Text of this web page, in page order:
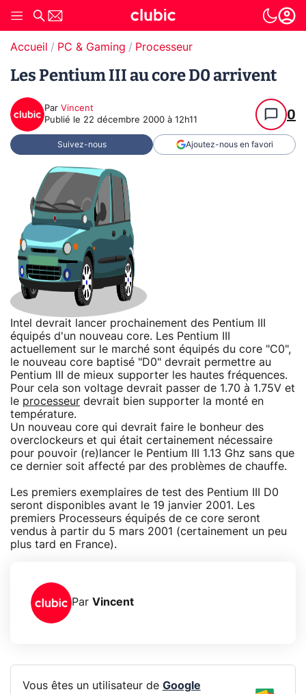
Accueil PC & Gaming Processeur
Les Pentium III au core D0 arrivent
Par Vincent
Publié le 22 décembre 2000 à 12h11 0
Suivez-nous Ajoutez-nous en favori
Intel devrait lancer prochainement des Pentium III
équipés d'un nouveau core. Les Pentium III
actuellement sur le marché sont équipés du core "C0",
le nouveau core baptisé "D0" devrait permettre au
Pentium III de mieux supporter les hautes fréquences.
Pour cela son voltage devrait passer de 1.70 à 1.75V et
le processeur devrait bien supporter la monté en
température.
Un nouveau core qui devrait faire le bonheur des
overclockeurs et qui était certainement nécessaire
pour pouvoir (re)lancer le Pentium III 1.13 Ghz sans que
ce dernier soit affecté par des problèmes de chauffe.
Les premiers exemplaires de test des Pentium III D0
seront disponibles avant le 19 janvier 2001. Les
premiers Processeurs équipés de ce core seront
vendus à partir du 5 mars 2001 (certainement un peu
plus tard en France).
Par Vincent
Vous êtes un utilisateur de Google